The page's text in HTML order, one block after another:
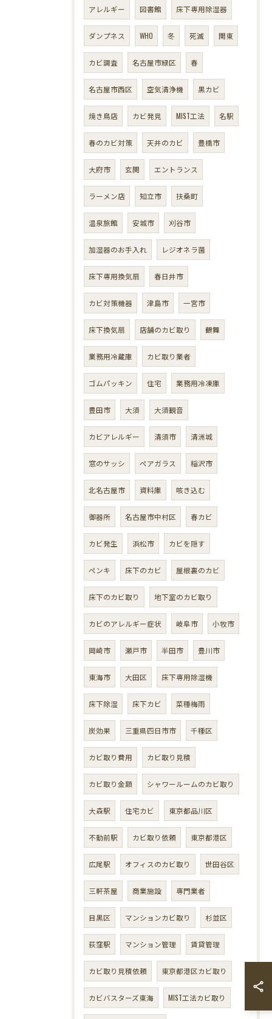
アレルギー 図書館 床下専用除湿器
ダンプネス WHO 冬 死滅 関東
カビ調査 名古屋市緑区 春
名古屋市西区 空気清浄機 黒カビ
焼き鳥店 カビ発見 MIST工法 名駅
春のカビ対策 天井のカビ 豊橋市
大府市 玄関 エントランス
ラーメン店 知立市 扶桑町
温泉旅館 安城市 刈谷市
加湿器のお手入れ レジオネラ菌
床下専用換気扇 春日井市
カビ対策機器 津島市 一宮市
床下換気扇 店舗のカビ取り 鶴舞
業務用冷蔵庫 カビ取り業者
ゴムパッキン 住宅 業務用冷凍庫
豊田市 大須 大須観音
カビアレルギー 清須市 清洲城
窓のサッシ ペアガラス 稲沢市
北名古屋市 資料庫 咳き込む
御器所 名古屋市中村区 春カビ
カビ発生 浜松市 カビを隠す
ペンキ 床下のカビ 屋根裏のカビ
床下のカビ取り 地下室のカビ取り
カビのアレルギー症状 岐阜市 小牧市
岡崎市 瀬戸市 半田市 豊川市
東海市 大田区 床下専用除湿機
床下除湿 床下カビ 菜種梅雨
炭効果 三重県四日市市 千種区
カビ取り費用 カビ取り見積
カビ取り金額 シャワールームのカビ取り
大森駅 住宅カビ 東京都品川区
不動前駅 カビ取り依頼 東京都港区
広尾駅 オフィスのカビ取り 世田谷区
三軒茶屋 商業施設 専門業者
目黒区 マンションカビ取り 杉並区
荻窪駅 マンション管理 賃貸管理
カビ取り見積依頼 東京都港区カビ取り
カビバスターズ東海 MIST工法カビ取り